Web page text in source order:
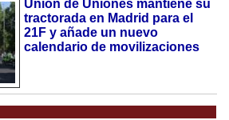
Unión de Uniones mantiene su
tractorada en Madrid para el
21F y añade un nuevo
calendario de movilizaciones